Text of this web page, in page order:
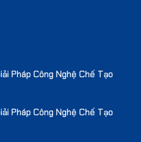
Pháp Công Nghệ Chế Tạo
Pháp Công Nghệ Chế Tạo